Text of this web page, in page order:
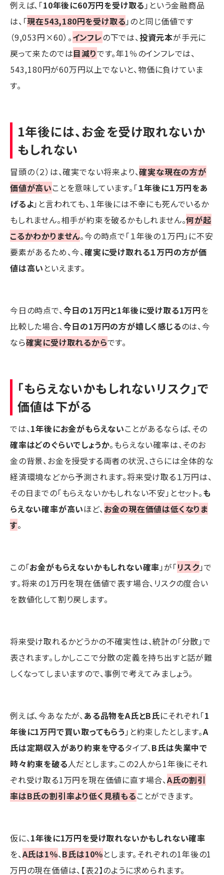
例えば、「10年後に60万円を受け取る 」という金融商品
は、「現在543,180円を受け取る 」のと同じ価値です
（9,053円×60）。インフレの下では、投資元本が手元に
戻って来たのでは目減りです。年1％のインフレでは、
543,180円が60万円以上でないと、物価に負けていま
す。
1年後には、お金を受け取れないか
もしれない
冒頭の（２）は、確実でない将来より、確実な現在の方が
価値が高いことを意味しています。「１年後に１万円をあ
げるよ」と言われても、１年後には不幸にも死んでいるか
もしれません。相手が約束を破るかもしれません。何が起
こるかわかりません。今の時点で「１年後の１万円」に不安
要素があるため、今、確実に受け取れる１万円の方が価
値は高い といえます。
今日の時点で、今日の1万円と1年後に受け取る1万円を
比較した場合、今日の1万円の方が嬉しく感じるのは、今
なら確実に受け取れるからです。
「もらえないかもしれないリスク」で
価値は下がる
では、1年後にお金がもらえないことがあるならば、その
確率はどのぐらいでしょうか。もらえない確率は、そのお
金の背景、お金を授受する両者の状況、さらには全体的な
経済環境などから予測されます。将来受け取る１万円は、
その日までの「もらえないかもしれない不安」とセット。も
らえない確率が高いほど、お金の現在価値は低くなりま
す。
この「お金がもらえないかもしれない確率 」が「リスク」で
す。将来の1万円を現在価値で表す場合、リスクの度合い
を数値化して割り戻します。
将来受け取れるかどうかの不確実性は、統計の「分散」で
表されます。しかしここで分散の定義を持ち出すと話が難
しくなってしまいますので、事例で考えてみましょう。
例えば、今あなたが、ある品物をA氏とB氏にそれぞれ「1
年後に1万円で買い取ってもらう 」と約束したとします。A
氏は定期収入があり約束を守るタイプ、B氏は失業中で
時々約束を破る人だとします。この2人から1年後にそれ
ぞれ受け取る1万円を現在価値に直す場合、A氏の割引
率はB氏の割引率より低く見積もることができます。
仮に、1年後に1万円を受け取れないかもしれない確率
を、A氏は1％、B氏は10％とします。それぞれの1年後の1
万円の現在価値は、【表2】のように求められます。